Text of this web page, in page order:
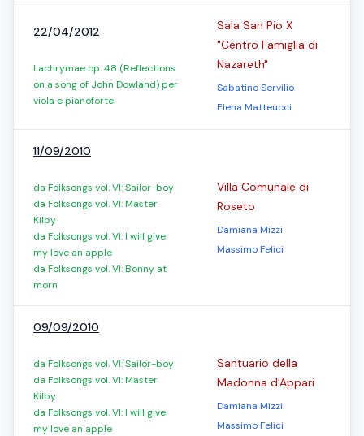
22/04/2012
Lachrymae op. 48 (Reflections
on a song of John Dowland) per
viola e pianoforte
Sala San Pio X
"Centro Famiglia di
Nazareth"
Sabatino Servilio
Elena Matteucci
11/09/2010
da Folksongs vol. VI: Sailor-boy
da Folksongs vol. VI: Master
Kilby
da Folksongs vol. VI: I will give
my love an apple
da Folksongs vol. VI: Bonny at
morn
Villa Comunale di
Roseto
Damiana Mizzi
Massimo Felici
09/09/2010
da Folksongs vol. VI: Sailor-boy
da Folksongs vol. VI: Master
Kilby
da Folksongs vol. VI: I will give
my love an apple
Santuario della
Madonna d'Appari
Damiana Mizzi
Massimo Felici